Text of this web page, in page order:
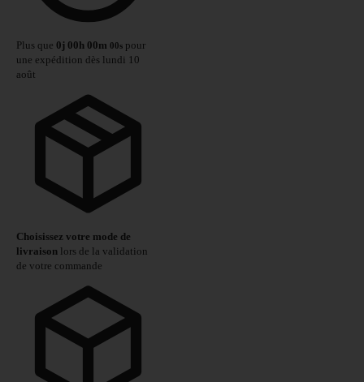
Plus que 0j 00h 00m 00s pour
une expédition dès lundi 10
août
Choisissez votre mode de
livraison lors de la validation
de votre commande